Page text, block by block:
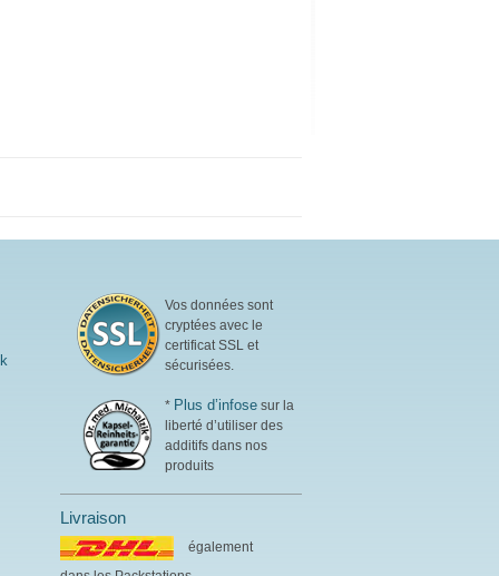
Vos données sont
cryptées avec le
certificat SSL et
sécurisées.
* Plus d’infose sur la
liberté d’utiliser des
additifs dans nos
produits
Livraison
également